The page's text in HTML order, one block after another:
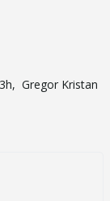
Gregor Kristan